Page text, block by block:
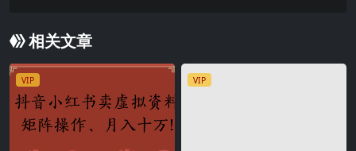
相关文章
VIP VIP